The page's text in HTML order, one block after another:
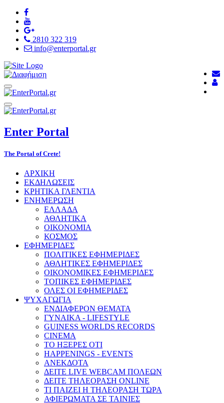
2810 322 319
info@enterportal.gr
Enter Portal
The Portal of Crete!
ΑΡΧΙΚΗ
ΕΚΔΗΛΩΣΕΙΣ
ΚΡΗΤΙΚΑ ΓΛΕΝΤΙΑ
ΕΝΗΜΕΡΩΣΗ
ΕΛΛΑΔΑ
ΑΘΛΗΤΙΚΑ
ΟΙΚΟΝΟΜΙΑ
ΚΟΣΜΟΣ
ΕΦΗΜΕΡΙΔΕΣ
ΠΟΛΙΤΙΚΕΣ ΕΦΗΜΕΡΙΔΕΣ
ΑΘΛΗΤΙΚΕΣ ΕΦΗΜΕΡΙΔΕΣ
ΟΙΚΟΝΟΜΙΚΕΣ ΕΦΗΜΕΡΙΔΕΣ
ΤΟΠΙΚΕΣ ΕΦΗΜΕΡΙΔΕΣ
ΟΛΕΣ ΟΙ ΕΦΗΜΕΡΙΔΕΣ
ΨΥΧΑΓΩΓΙΑ
ΕΝΔΙΑΦΕΡΟΝ ΘΕΜΑΤΑ
ΓΥΝΑΙΚΑ - LIFESTYLE
GUINESS WORLDS RECORDS
CINEMA
ΤΟ ΗΞΕΡΕΣ ΟΤΙ
HAPPENINGS - EVENTS
ΑΝΕΚΔΟΤΑ
ΔΕΙΤΕ LIVE WEBCAM ΠΟΛΕΩΝ
ΔΕΙΤΕ ΤΗΛΕΟΡΑΣΗ ONLINE
ΤΙ ΠΑΙΖΕΙ Η ΤΗΛΕΟΡΑΣΗ ΤΩΡΑ
ΑΦΙΕΡΩΜΑΤΑ ΣΕ ΤΑΙΝΙΕΣ